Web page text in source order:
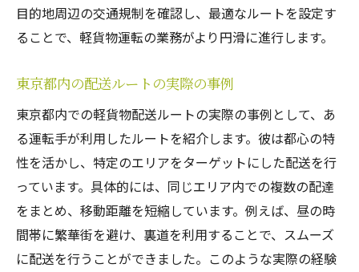
目的地周辺の交通規制を確認し、最適なルートを設定す
ることで、軽貨物運転の業務がより円滑に進行します。
東京都内の配送ルートの実際の事例
東京都内での軽貨物配送ルートの実際の事例として、あ
る運転手が利用したルートを紹介します。彼は都心の特
性を活かし、特定のエリアをターゲットにした配送を行
っています。具体的には、同じエリア内での複数の配達
をまとめ、移動距離を短縮しています。例えば、昼の時
間帯に繁華街を避け、裏道を利用することで、スムーズ
に配送を行うことができました。このような実際の経験